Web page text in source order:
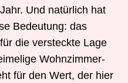
Und natürlich hat
Bedeutung: das
die versteckte Lage
Wohnzimmer-
für den Wert, der hier